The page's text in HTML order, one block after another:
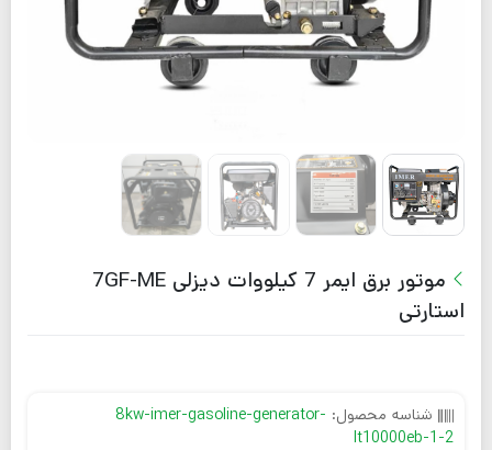
موتور برق ایمر 7 کیلووات دیزلی 7GF-ME
استارتی
شناسه محصول: 8kw-imer-gasoline-generator-
lt10000eb-1-2